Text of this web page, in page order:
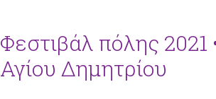
Φεστιβάλ πόλης 2021
Αγίου Δημητρίου